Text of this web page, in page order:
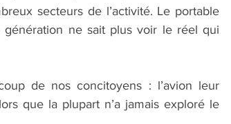
secteurs de l’activité. Le portable
ne sait plus voir le réel qui
de nos concitoyens : l’avion leur
que la plupart n’a jamais exploré le